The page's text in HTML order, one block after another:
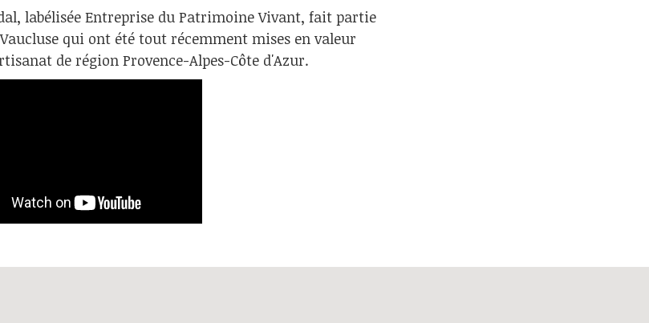
labélisée Entreprise du Patrimoine Vivant, fait partie
qui ont été tout récemment mises en valeur
de région Provence-Alpes-Côte d'Azur.